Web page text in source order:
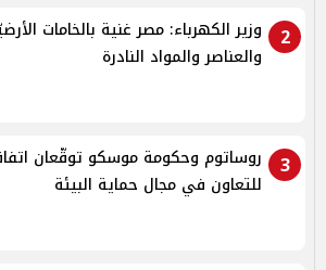
2
وزير الكهرباء: مصر غنية بالخامات
والعناصر والمواد النادرة
3
روساتوم وحكومة موسكو توقّعان
للتعاون في مجال حماية البيئة